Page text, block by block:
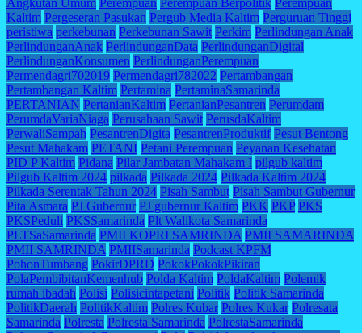
Kaltim Pergeseran Pasukan Pergub Media Kaltim Perguruan Tinggi
peristiwa perkebunan Perkebunan Sawit Perkim Perlindungan Anak
PerlindunganAnak PerlindunganData PerlindunganDigital
PerlindunganKonsumen PerlindunganPerempuan
Permendagri702019 Permendagri782022 Pertambangan
Pertambangan Kaltim Pertamina PertaminaSamarinda
PERTANIAN PertanianKaltim PertanianPesantren Perumdam
PerumdaVariaNiaga Perusahaan Sawit PerusdaKaltim
PerwaliSampah PesantrenDigita PesantrenProduktif Pesut Bentong
Pesut Mahakam PETANI Petani Perempuan Peyanan Kesehatan
PID P Kaltim Pidana Pilar Jambatan Mahakam I pilgub kaltim
Pilgub Kaltim 2024 pilkada Pilkada 2024 Pilkada Kaltim 2024
Pilkada Serentak Tahun 2024 Pisah Sambut Pisah Sambut Gubernur
Pita Asmara PJ Gubernur PJ gubernur Kaltim PKK PKP PKS
PKSPeduli PKSSamarinda Plt Walikota Samarinda
PLTSaSamarinda PMII KOPRI SAMRINDA PMII SAMARINDA
PMII SAMRINDA PMIISamarinda Podcast KPFM
PohonTumbang PokirDPRD PokokPokokPikiran
PolaPembibitanKemenhub Polda Kaltim PoldaKaltim Polemik
rumah ibadah Polisi Polisicintapetani Politik Politik Samarinda
PolitikDaerah PolitikKaltim Polres Kubar Polres Kukar Polresata
Samarinda Polresta Polresta Samarinda PolrestaSamarinda